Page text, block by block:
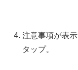
注意事項が表
タップ。